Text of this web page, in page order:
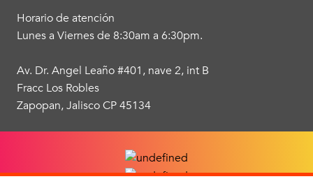
Horario de atención
Lunes a Viernes de 8:30am a 6:30pm.
Av. Dr. Angel Leaño #401, nave 2, int B
Fracc Los Robles
Zapopan, Jalisco CP 45134